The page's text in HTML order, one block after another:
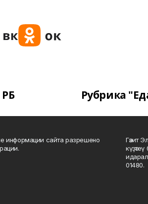
Рубрика
информации сайта разрешено
Гәзит
01480.